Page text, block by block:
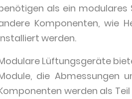
als ein
Komponenten, wie
werden.
Lüftungsgeräte
die Abmessungen
werden als